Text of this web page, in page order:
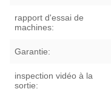
rapport d'essai de
machines:
Garantie:
inspection vidéo à la
sortie: